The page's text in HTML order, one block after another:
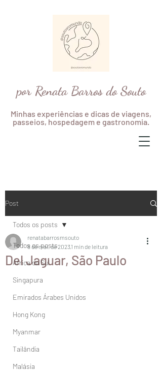
por Renata Barros do Souto
Minhas experiências e dicas de viagens,
passeios, hospedagem e gastronomia.
Post
Todos os posts
África do Sul
Singapura
Emirados Árabes Unidos
Hong Kong
Myanmar
Tailândia
Malásia
Todos os posts
Del Jaguar, São Paulo
renatabarrosmsouto
8 de mai. de 2023 1 min de leitura